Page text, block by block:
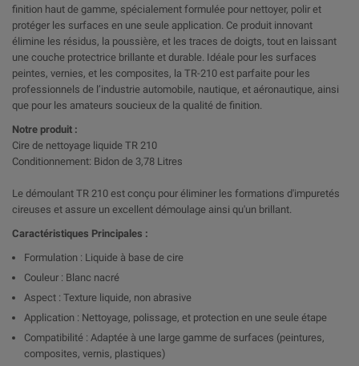
finition haut de gamme, spécialement formulée pour nettoyer, polir et
protéger les surfaces en une seule application. Ce produit innovant
élimine les résidus, la poussière, et les traces de doigts, tout en laissant
une couche protectrice brillante et durable. Idéale pour les surfaces
peintes, vernies, et les composites, la TR-210 est parfaite pour les
professionnels de l’industrie automobile, nautique, et aéronautique, ainsi
que pour les amateurs soucieux de la qualité de finition.
Notre produit :
Cire de nettoyage liquide TR 210
Conditionnement: Bidon de 3,78 Litres
Le démoulant TR 210 est conçu pour éliminer les formations d'impuretés
cireuses et assure un excellent démoulage ainsi qu'un brillant.
Caractéristiques Principales :
Formulation : Liquide à base de cire
Couleur : Blanc nacré
Aspect : Texture liquide, non abrasive
Application : Nettoyage, polissage, et protection en une seule étape
Compatibilité : Adaptée à une large gamme de surfaces (peintures,
composites, vernis, plastiques)